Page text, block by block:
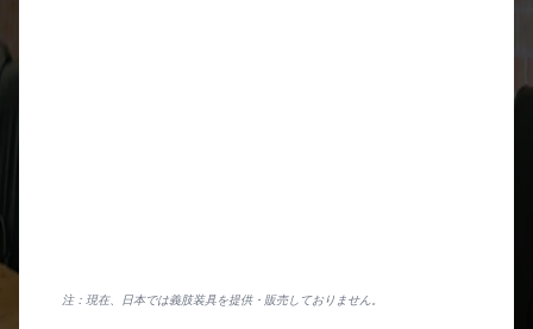
注：現在、日本では義肢装具を提供・販売しておりません。